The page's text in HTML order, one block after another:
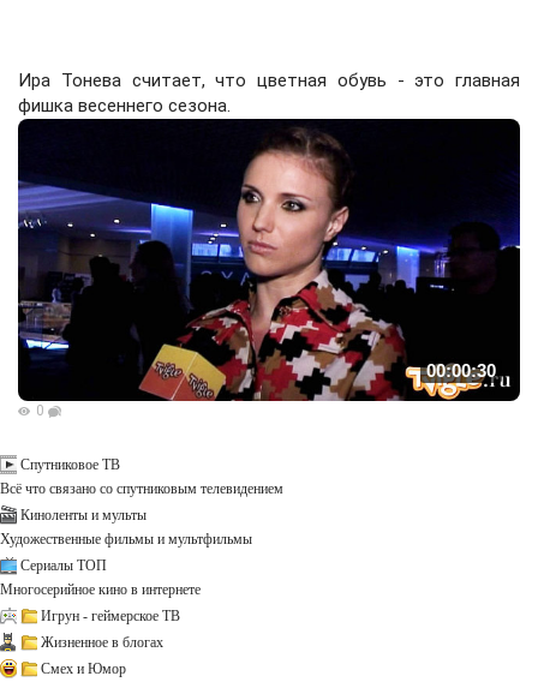
Ира Тонева считает, что цветная обувь - это главная
фишка весеннего сезона.
00:00:30
0
Спутниковое ТВ
Всё что связано со спутниковым телевидением
Киноленты и мульты
Художественные фильмы и мультфильмы
Сериалы ТОП
Многосерийное кино в интернете
Игрун - геймерское ТВ
Жизненное в блогах
Смех и Юмор